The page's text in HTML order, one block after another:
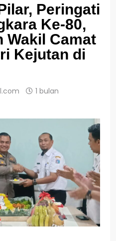
Peringati
Ke-80,
Wakil Camat
Kejutan di
1 bulan